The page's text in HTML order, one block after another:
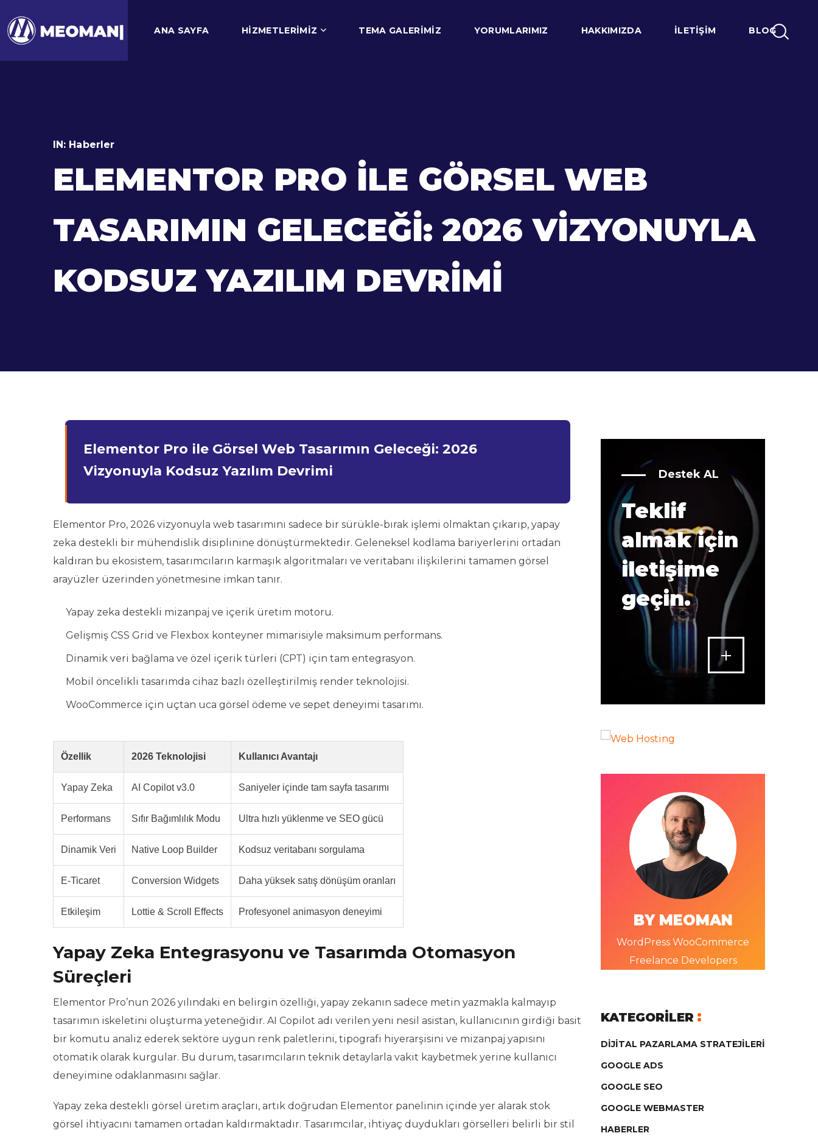
ANA SAYFA HIZMETLERIMIZ TEMA GALERIMIZ YORUMLARIMIZ HAKKIMIZDA İLETIŞIM BLOG
IN: Haberler
ELEMENTOR PRO ILE GÖRSEL WEB
TASARIMIN GELECEĞI: 2026 VIZYONUYLA
KODSUZ YAZILIM DEVRIMI
Elementor Pro ile Görsel Web Tasarımın Geleceği: 2026
Vizyonuyla Kodsuz Yazılım Devrimi
Elementor Pro, 2026 vizyonuyla web tasarımını sadece bir sürükle-bırak işlemi olmaktan çıkarıp, yapay
zeka destekli bir mühendislik disiplinine dönüştürmektedir. Geleneksel kodlama bariyerlerini ortadan
kaldıran bu ekosistem, tasarımcıların karmaşık algoritmaları ve veritabanı ilişkilerini tamamen görsel
arayüzler üzerinden yönetmesine imkan tanır.
Yapay zeka destekli mizanpaj ve içerik üretim motoru.
Gelişmiş CSS Grid ve Flexbox konteyner mimarisiyle maksimum performans.
Dinamik veri bağlama ve özel içerik türleri (CPT) için tam entegrasyon.
Mobil öncelikli tasarımda cihaz bazlı özelleştirilmiş render teknolojisi.
WooCommerce için uçtan uca görsel ödeme ve sepet deneyimi tasarımı.
Özellik 2026 Teknolojisi Kullanıcı Avantajı
Yapay Zeka AI Copilot v3.0 Saniyeler içinde tam sayfa tasarımı
Performans Sıfır Bağımlılık Modu Ultra hızlı yüklenme ve SEO gücü
Dinamik Veri Native Loop Builder Kodsuz veritabanı sorgulama
E-Ticaret Conversion Widgets Daha yüksek satış dönüşüm oranları
Etkileşim Lottie & Scroll Effects Profesyonel animasyon deneyimi
Yapay Zeka Entegrasyonu ve Tasarımda Otomasyon
Süreçleri
Elementor Pro’nun 2026 yılındaki en belirgin özelliği, yapay zekanın sadece metin yazmakla kalmayıp
tasarımın iskeletini oluşturma yeteneğidir. AI Copilot adı verilen yeni nesil asistan, kullanıcının girdiği basit
bir komutu analiz ederek sektöre uygun renk paletlerini, tipografi hiyerarşisini ve mizanpaj yapısını
otomatik olarak kurgular. Bu durum, tasarımcıların teknik detaylarla vakit kaybetmek yerine kullanıcı
deneyimine odaklanmasını sağlar.
Yapay zeka destekli görsel üretim araçları, artık doğrudan Elementor panelinin içinde yer alarak stok
görsel ihtiyacını tamamen ortadan kaldırmaktadır. Tasarımcılar, ihtiyaç duydukları görselleri belirli bir stil
Destek AL
Teklif
almak için
iletişime
geçin.
BY MEOMAN
WordPress WooCommerce
Freelance Developers
KATEGORILER
DIJITAL PAZARLAMA STRATEJILERI
GOOGLE ADS
GOOGLE SEO
GOOGLE WEBMASTER
HABERLER